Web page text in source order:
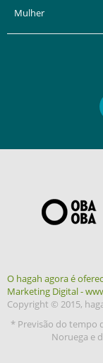
Mulher
O hagah agora é
Marketing Digital -
Copyright © 2015,
* Previsão do tempo
Noruega e